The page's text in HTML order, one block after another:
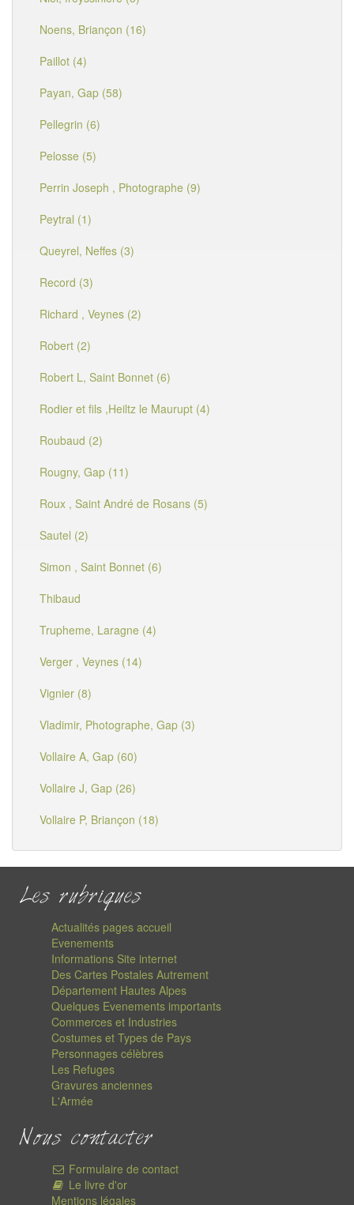
Noens, Briançon (16)
Paillot (4)
Payan, Gap (58)
Pellegrin (6)
Pelosse (5)
Perrin Joseph , Photographe (9)
Peytral (1)
Queyrel, Neffes (3)
Record (3)
Richard , Veynes (2)
Robert (2)
Robert L, Saint Bonnet (6)
Rodier et fils ,Heiltz le Maurupt (4)
Roubaud (2)
Rougny, Gap (11)
Roux , Saint André de Rosans (5)
Sautel (2)
Simon , Saint Bonnet (6)
Thibaud
Trupheme, Laragne (4)
Verger , Veynes (14)
Vignier (8)
Vladimir, Photographe, Gap (3)
Vollaire A, Gap (60)
Vollaire J, Gap (26)
Vollaire P, Briançon (18)
Les rubriques
Actualités pages accueil
Evenements
Informations Site internet
Des Cartes Postales Autrement
Département Hautes Alpes
Quelques Evenements importants
Commerces et Industries
Costumes et Types de Pays
Personnages célèbres
Les Refuges
Gravures anciennes
L'Armée
Nous contacter
Formulaire de contact
Le livre d'or
Mentions légales